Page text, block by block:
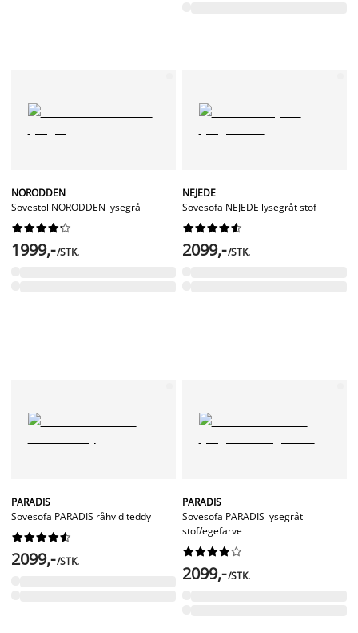
NORODDEN
Sovestol NORODDEN lysegrå






1999,-/STK.
NEJEDE
Sovesofa NEJEDE lysegråt stof






2099,-/STK.
PARADIS
Sovesofa PARADIS råhvid teddy






2099,-/STK.
PARADIS
Sovesofa PARADIS lysegråt
stof/egefarve






2099,-/STK.